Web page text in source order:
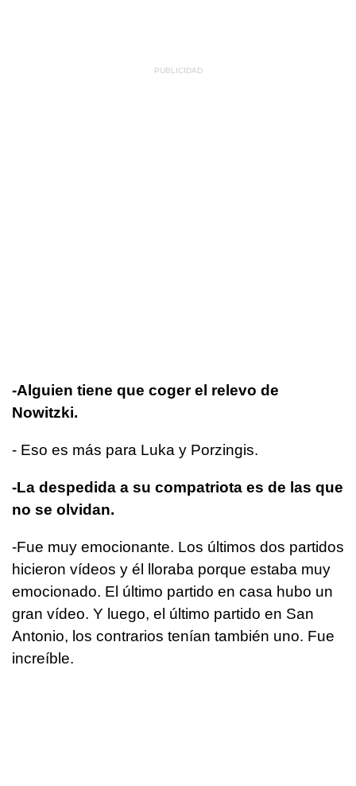
-Alguien tiene que coger el relevo de
Nowitzki.
- Eso es más para Luka y Porzingis.
-La despedida a su compatriota es de las que
no se olvidan.
-Fue muy emocionante. Los últimos dos partidos
hicieron vídeos y él lloraba porque estaba muy
emocionado. El último partido en casa hubo un
gran vídeo. Y luego, el último partido en San
Antonio, los contrarios tenían también uno. Fue
increíble.